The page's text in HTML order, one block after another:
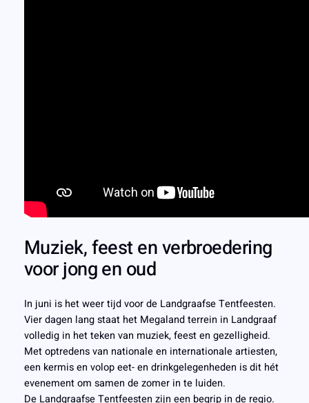
Muziek, feest en verbroedering
voor jong en oud
In juni is het weer tijd voor de Landgraafse Tentfeesten.
Vier dagen lang staat het Megaland terrein in Landgraaf
volledig in het teken van muziek, feest en gezelligheid.
Met optredens van nationale en internationale artiesten,
een kermis en volop eet- en drinkgelegenheden is dit hét
evenement om samen de zomer in te luiden.
De Landgraafse Tentfeesten zijn een begrip in de regio.